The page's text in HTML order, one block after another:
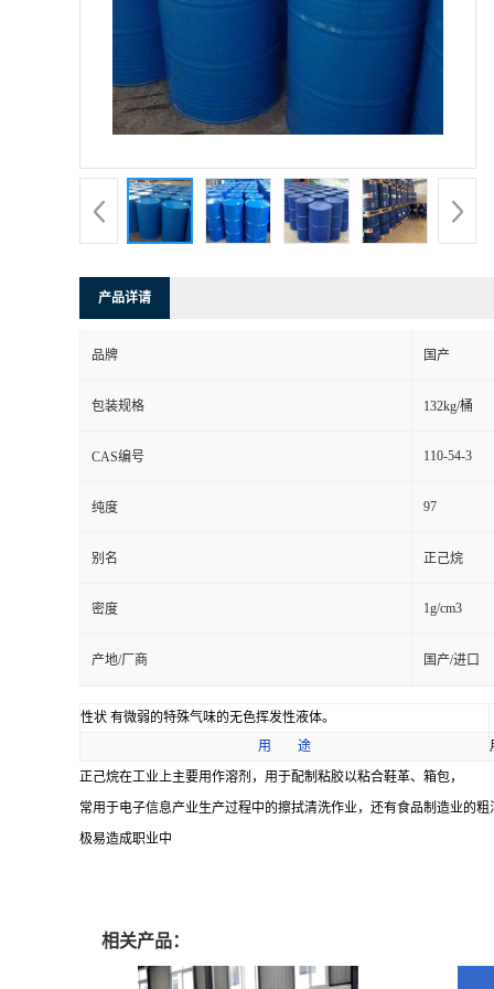
产品详请
品牌 国产
包装规格 132kg/桶
CAS编号 110-54-3
纯度 97
别名 正己烷
密度 1g/cm3
产地/厂商 国产/进口
性状 有微弱的特殊气味的无色挥发性液体。
用 途
正己烷在工业上主要用作溶剂，用于配制粘胶以粘合鞋革、箱包，
常用于电子信息产业生产过程中的擦拭清洗作业，还有食品制造业的粗
极易造成职业中
相关产品：